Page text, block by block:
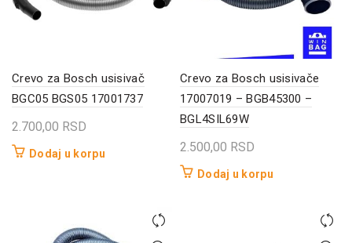
Crevo za Bosch usisivač
BGC05 BGS05 17001737
2.700,00 RSD
Dodaj u korpu
Crevo za Bosch usisivače
17007019 – BGB45300 –
BGL4SIL69W
2.500,00 RSD
Dodaj u korpu